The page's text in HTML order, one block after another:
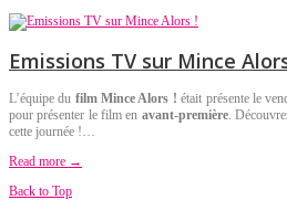
Emissions TV sur Mince
L’équipe du film Mince Alors ! était présente le
pour présenter le film en avant-première.
cette journée !…
Read more →
Back to Top